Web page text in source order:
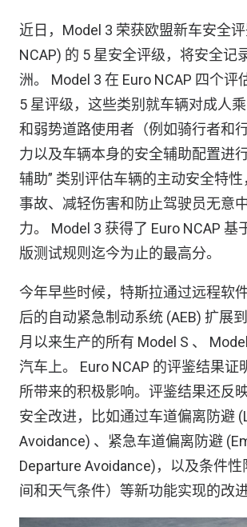
近日，Model 3 荣获欧盟新车安全
NCAP) 的 5 星安全评级，将安全记
洲。 Model 3 在 Euro NCAP 四个评
5 星评级，这些类别就车辆对成人
和弱势道路使用者（例如骑行者和
力以及车辆本身的安全辅助配置进
辅助” 类别评估车辆的主动安全特
事故、减轻伤害和防止驾驶员无意
力。 Model 3 获得了 Euro NCAP 基
版测试规则迄今为止的最高分。
今年早些时候，特斯拉通过远程软
后的自动紧急制动系统 (AEB) 扩展
月以来生产的所有 Model S 、
汽车上。 Euro NCAP 的评鉴结果证
所带来的积极影响。评鉴结果还反
安全改进，比如通过车道偏离防避
Avoidance) 、紧急车道偏离防避
Departure Avoidance)，以及条件
间和天气条件）等新功能实现的改进